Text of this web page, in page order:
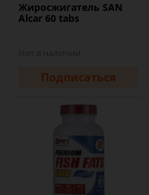
Жиросжигатель SAN
Alcar 60 tabs
Подписаться